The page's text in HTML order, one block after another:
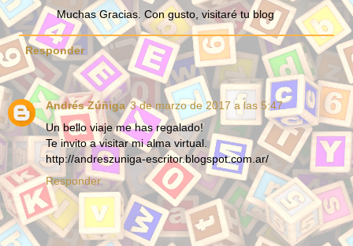
Muchas Gracias. Con gusto, visitaré tu blog
Responder
Andrés Zúñiga 3 de marzo de 2017 a las 5:47
Un bello viaje me has regalado!
Te invito a visitar mi alma virtual.
http://andreszuniga-escritor.blogspot.com.ar/
Responder